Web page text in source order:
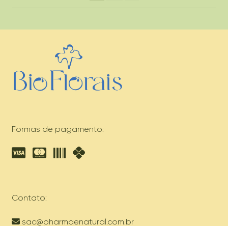
Formas de pagamento:
Contato:
sac@pharmaenatural.com.br